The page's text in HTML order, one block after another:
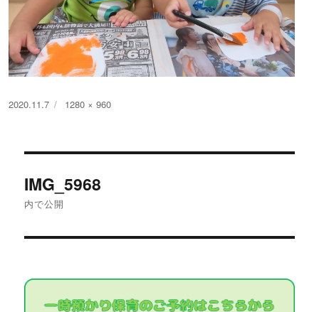
投
2020.11.7
フ
1280 × 960
稿
ゲ
IMG_5968
内で公開